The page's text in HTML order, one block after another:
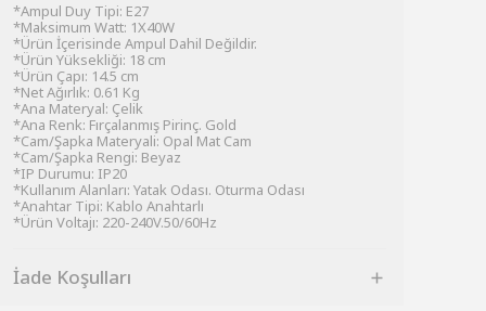
*Ampul Duy Tipi: E27
*Maksimum Watt: 1X40W
*Ürün İçerisinde Ampul Dahil Değildir.
*Ürün Yüksekliği: 18 cm
*Ürün Çapı: 14.5 cm
*Net Ağırlık: 0.61 Kg
*Ana Materyal: Çelik
*Ana Renk: Fırçalanmış Pirinç. Gold
*Cam/Şapka Materyali: Opal Mat Cam
*Cam/Şapka Rengi: Beyaz
*IP Durumu: IP20
*Kullanım Alanları: Yatak Odası. Oturma Odası
*Anahtar Tipi: Kablo Anahtarlı
*Ürün Voltajı: 220-240V.50/60Hz
İade Koşulları